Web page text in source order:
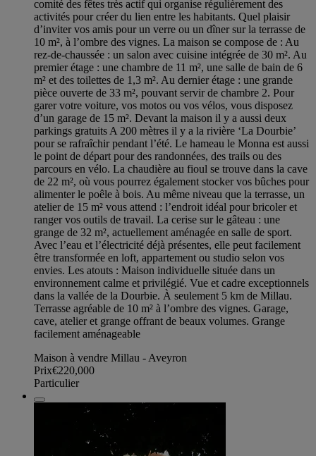
comité des fêtes très actif qui organise régulièrement des
activités pour créer du lien entre les habitants. Quel plaisir
d’inviter vos amis pour un verre ou un dîner sur la terrasse de
10 m², à l’ombre des vignes. La maison se compose de : Au
rez-de-chaussée : un salon avec cuisine intégrée de 30 m². Au
premier étage : une chambre de 11 m², une salle de bain de 6
m² et des toilettes de 1,3 m². Au dernier étage : une grande
pièce ouverte de 33 m², pouvant servir de chambre 2. Pour
garer votre voiture, vos motos ou vos vélos, vous disposez
d’un garage de 15 m². Devant la maison il y a aussi deux
parkings gratuits A 200 mètres il y a la rivière ‘La Dourbie’
pour se rafraîchir pendant l’été. Le hameau le Monna est aussi
le point de départ pour des randonnées, des trails ou des
parcours en vélo. La chaudière au fioul se trouve dans la cave
de 22 m², où vous pourrez également stocker vos bûches pour
alimenter le poêle à bois. Au même niveau que la terrasse, un
atelier de 15 m² vous attend : l’endroit idéal pour bricoler et
ranger vos outils de travail. La cerise sur le gâteau : une
grange de 32 m², actuellement aménagée en salle de sport.
Avec l’eau et l’électricité déjà présentes, elle peut facilement
être transformée en loft, appartement ou studio selon vos
envies. Les atouts : Maison individuelle située dans un
environnement calme et privilégié. Vue et cadre exceptionnels
dans la vallée de la Dourbie. À seulement 5 km de Millau.
Terrasse agréable de 10 m² à l’ombre des vignes. Garage,
cave, atelier et grange offrant de beaux volumes. Grange
facilement aménageable
Maison à vendre Millau - Aveyron
Prix€220,000
Particulier